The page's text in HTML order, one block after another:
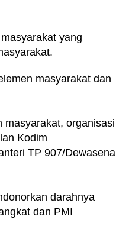
yang
masyarakat dan
masyarakat, organisasi
Kodim
TP 907/Dewasena
darahnya
dan PMI